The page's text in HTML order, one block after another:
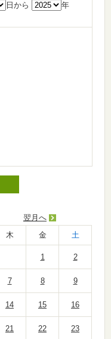
日から
年
翌月へ
木 金 土
1 2
7 8 9
14 15 16
21 22 23